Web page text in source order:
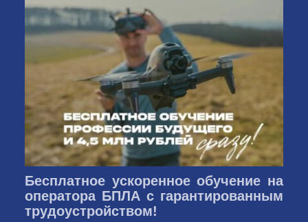
Бесплатное ускоренное обучение на
оператора БПЛА с гарантированным
трудоустройством!